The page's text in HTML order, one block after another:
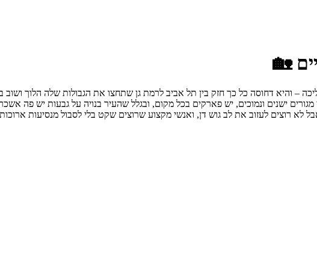
🏡
– והיא דחוסה כל כך חזק בין תל אביב לרמת גן שתחצו את הגבולות שלה הלוך ושוב
ישנים ונמוכים, יש פארקים בכל מקום, ובגלל שהעיר בנויה על גבעות יש פה
לא רוצים לעזוב את לב גוש דן, ואנשי מקצוע שרוצים שקט בלי לסבול מנסיעות